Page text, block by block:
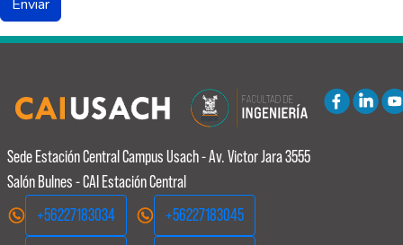
Sede Estación Central Campus Usach - Av. Victor Jara 3555
Salón Bulnes - CAI Estación Central
+56227183034
+56227183045